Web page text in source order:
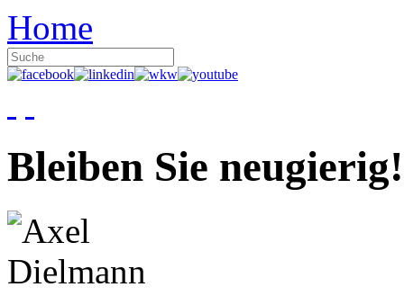
Home
Bleiben Sie neugierig!